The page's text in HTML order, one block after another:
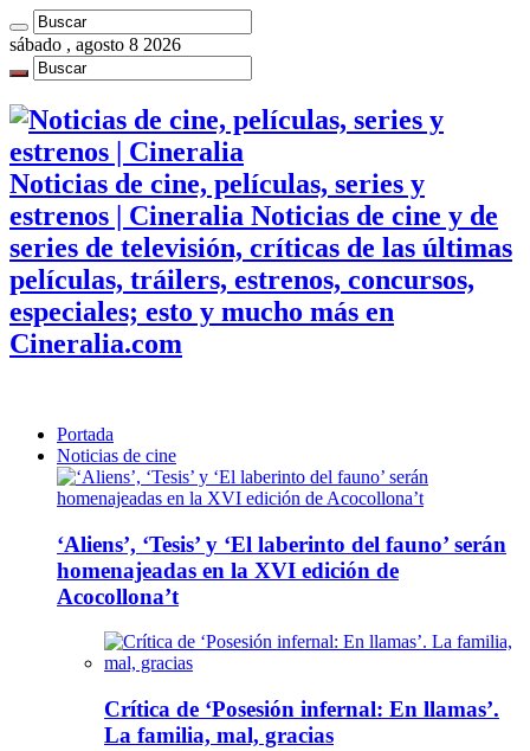
sábado , agosto 8 2026
Noticias de cine, películas, series y
estrenos | Cineralia Noticias de cine y de
series de televisión, críticas de las últimas
películas, tráilers, estrenos, concursos,
especiales; esto y mucho más en
Cineralia.com
Portada
Noticias de cine
‘Aliens’, ‘Tesis’ y ‘El laberinto del fauno’ serán
homenajeadas en la XVI edición de
Acocollona’t
Crítica de ‘Posesión infernal: En llamas’.
La familia, mal, gracias